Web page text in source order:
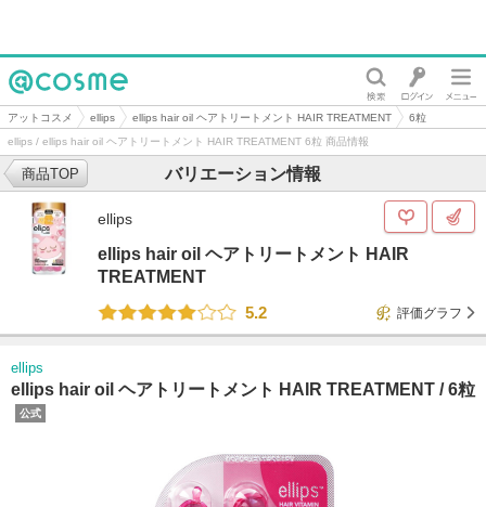
@cosme
アットコスメ ellips ellips hair oil ヘアトリートメント HAIR TREATMENT
6粒
ellips / ellips hair oil ヘアトリートメント HAIR TREATMENT 6粒 商品情報
バリエーション情報
商品TOP
ellips
ellips hair oil ヘアトリートメント HAIR
TREATMENT
5.2
評価グラフ
ellips
ellips hair oil ヘアトリートメント HAIR TREATMENT /6粒
公式